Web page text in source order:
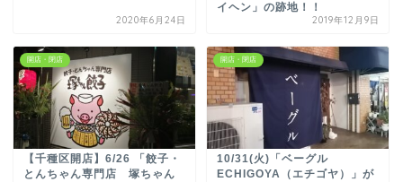
2020年6月24日
イヘン」の跡地！！
2019年12月9日
開店・閉店
【千種区開店】6/26 「餃子・
とんちゃん専門店 塚ちゃん
開店・閉店
10/31(火)「ベーグル
ECHIGOYA（エチゴヤ）」が